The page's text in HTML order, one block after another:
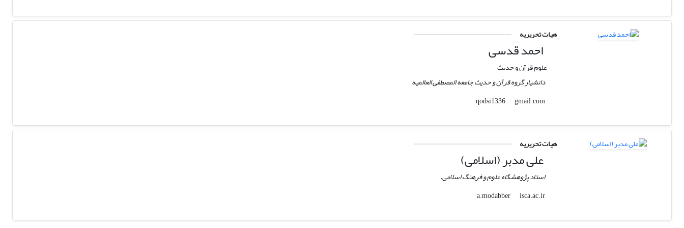
هیات تحریریه
احمد قدسی
علوم قرآن و حدیث
دانشیار گروه قرآن و حدیث جامعه المصطفی العالمیه
qodsi1336
gmail.com
هیات تحریریه
علی مدبر (اسلامی)
استاد پژوهشگاه علوم و فرهنگ اسلامی.
a.modabber
isca.ac.ir